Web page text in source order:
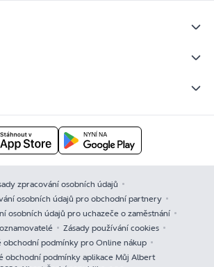
zpracování osobních údajů
osobních údajů pro obchodní partnery
osobních údajů pro uchazeče o zaměstnání
Zásady používání cookies
obchodní podmínky pro Online nákup
obchodní podmínky aplikace Můj Albert